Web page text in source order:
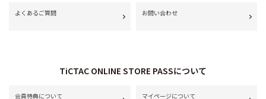
よくあるご質問 お問い合わせ
TiCTAC ONLINE STORE PASSについて
会員特典について マイページについて